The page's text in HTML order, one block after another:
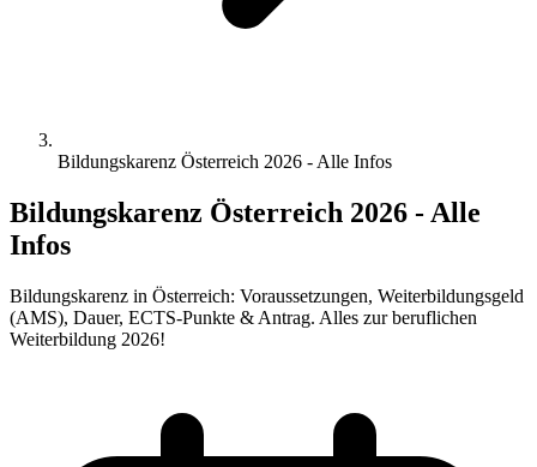
Bildungskarenz Österreich 2026 - Alle Infos
Bildungskarenz Österreich 2026 - Alle
Infos
Bildungskarenz in Österreich: Voraussetzungen, Weiterbildungsgeld
(AMS), Dauer, ECTS-Punkte & Antrag. Alles zur beruflichen
Weiterbildung 2026!